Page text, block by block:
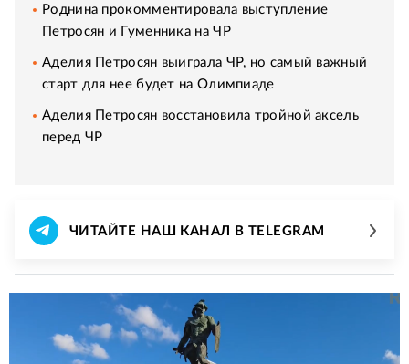
Роднина прокомментировала выступление
Петросян и Гуменника на ЧР
Аделия Петросян выиграла ЧР, но самый важный
старт для нее будет на Олимпиаде
Аделия Петросян восстановила тройной аксель
перед ЧР
ЧИТАЙТЕ НАШ КАНАЛ В TELEGRAM